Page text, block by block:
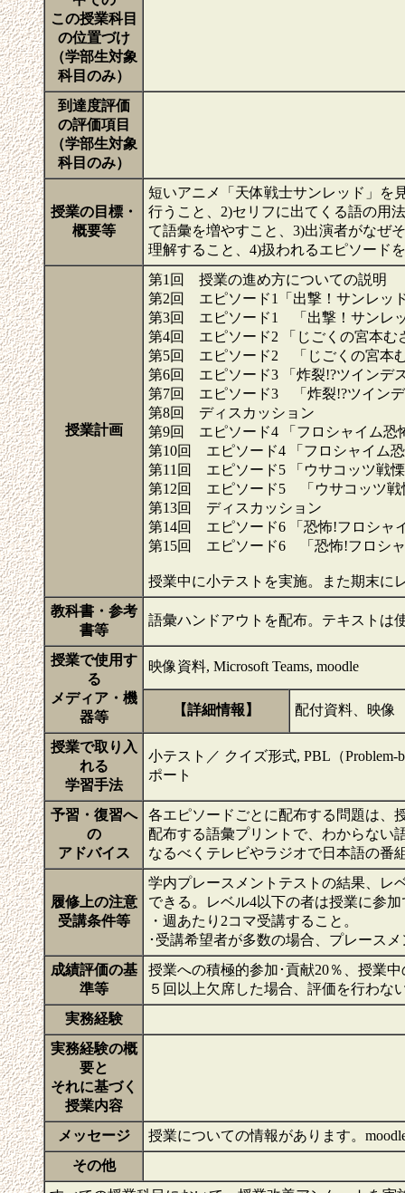
この授業科目
の位置づけ
（学部生対象
科目のみ）
到達度評価
の評価項目
（学部生対象
科目のみ）
授業の目標・
概要等
短いアニメ「天体戦士サンレッド」を
行うこと、2)セリフに出てくる語の用
て語彙を増やすこと、3)出演者がなぜ
理解すること、4)扱われるエピソード
授業計画
第1回 授業の進め方についての説明
第2回 エピソード1「出撃！サンレッ
第3回 エピソード1 「出撃！サンレ
第4回 エピソード2 「じごくの宮本む
第5回 エピソード2 「じごくの宮本
第6回 エピソード3 「炸裂!?ツインデ
第7回 エピソード3 「炸裂!?ツインデ
第8回 ディスカッション
第9回 エピソード4 「フロシャイム恐
第10回 エピソード4 「フロシャイム
第11回 エピソード5 「ウサコッツ戦
第12回 エピソード5 「ウサコッツ戦
第13回 ディスカッション
第14回 エピソード6 「恐怖!フロシャ
第15回 エピソード6 「恐怖!フロシャ
授業中に小テストを実施。また期末に
教科書・参考
書等
語彙ハンドアウトを配布。テキストは
授業で使用す
る
メディア・機
器等
映像資料, Microsoft Teams, moodle
【詳細情報】 配付資料、映像
授業で取り入
れる
学習手法
小テスト／ クイズ形式, PBL（Problem-
ポート
予習・復習へ
の
アドバイス
各エピソードごとに配布する問題は、
配布する語彙プリントで、わからない
なるべくテレビやラジオで日本語の番
履修上の注意
受講条件等
学内プレースメントテストの結果、レ
できる。レベル4以下の者は授業に参
・週あたり2コマ受講すること。
･受講希望者が多数の場合、プレース
成績評価の基
準等
授業への積極的参加･貢献20％、授業
５回以上欠席した場合、評価を行わな
実務経験
実務経験の概
要と
それに基づく
授業内容
メッセージ
授業についての情報があります。
その他